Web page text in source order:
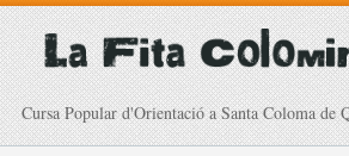
Cursa Popular d'Orientació a Santa Coloma de